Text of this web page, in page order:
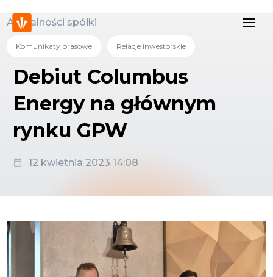
Aktualności spółki
Komunikaty prasowe Relacje inwestorskie
Debiut Columbus
Energy na głównym
rynku GPW
12 kwietnia 2023 14:08